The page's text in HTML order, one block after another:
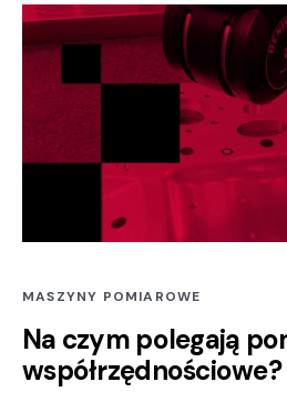
MASZYNY POMIAROWE
Na czym polegają
współrzędnościowe?